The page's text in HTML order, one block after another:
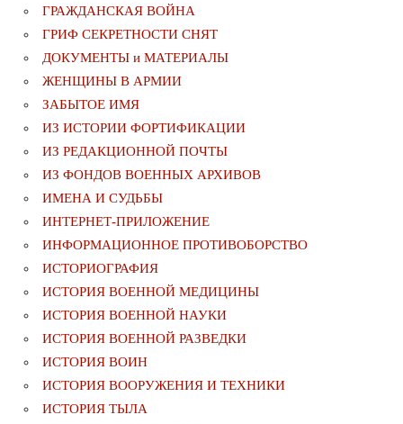
ГРАЖДАНСКАЯ ВОЙНА
ГРИФ СЕКРЕТНОСТИ СНЯТ
ДОКУМЕНТЫ и МАТЕРИАЛЫ
ЖЕНЩИНЫ В АРМИИ
ЗАБЫТОЕ ИМЯ
ИЗ ИСТОРИИ ФОРТИФИКАЦИИ
ИЗ РЕДАКЦИОННОЙ ПОЧТЫ
ИЗ ФОНДОВ ВОЕННЫХ АРХИВОВ
ИМЕНА И СУДЬБЫ
ИНТЕРНЕТ-ПРИЛОЖЕНИЕ
ИНФОРМАЦИОННОЕ ПРОТИВОБОРСТВО
ИСТОРИОГРАФИЯ
ИСТОРИЯ ВОЕННОЙ МЕДИЦИНЫ
ИСТОРИЯ ВОЕННОЙ НАУКИ
ИСТОРИЯ ВОЕННОЙ РАЗВЕДКИ
ИСТОРИЯ ВОИН
ИСТОРИЯ ВООРУЖЕНИЯ И ТЕХНИКИ
ИСТОРИЯ ТЫЛА